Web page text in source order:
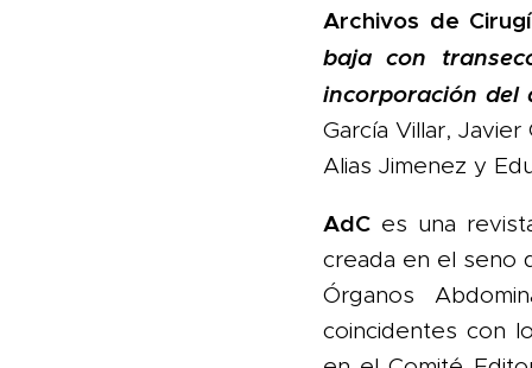
Archivos de
baja con
incorporación del
García Villar,
Alias Jimenez y
AdC es una
creada en el seno
Órganos
coincidentes con